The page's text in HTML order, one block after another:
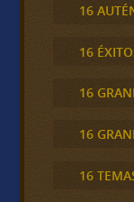
16
16
16
16
16